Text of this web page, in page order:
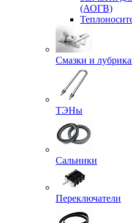
(АОГВ)
Смазки и
ТЭНы
Сальники
Переключатели